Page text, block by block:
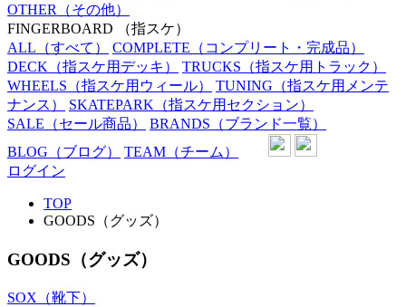
OTHER （その他）
FINGERBOARD
（指スケ）
ALL （すべて） COMPLETE （コンプリート・完成品）
DECK （指スケ用デッキ） TRUCKS （指スケ用トラック）
WHEELS （指スケ用ウィール） TUNING （指スケ用メンテ
ナンス）
SKATEPARK （指スケ用セクション）
SALE （セール商品） BRANDS （ブランド一覧）
BLOG （ブログ） TEAM （チーム）
ログイン
TOP
GOODS（グッズ）
GOODS（グッズ）
SOX（靴下）